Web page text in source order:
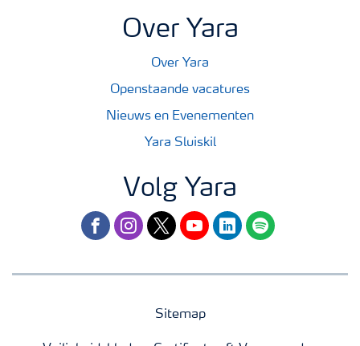
Over Yara
Over Yara
Openstaande vacatures
Nieuws en Evenementen
Yara Sluiskil
Volg Yara
facebookinstagram
twitteryoutubelinkedinspotify
Sitemap